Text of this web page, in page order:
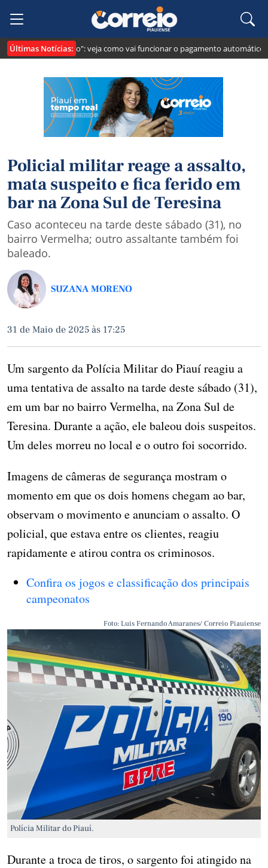
Últimas Notícias:
cria o "Pix Pensão": veja como vai funcionar o pagamento automático da
Policial militar reage a assalto,
mata suspeito e fica ferido em
bar na Zona Sul de Teresina
Caso aconteceu na tarde deste sábado (31), no
bairro Vermelha; outro assaltante também foi
baleado.
SUZANA MORENO
31 de Maio de 2025 às 17:25
Um sargento da Polícia Militar do Piauí reagiu a
uma tentativa de assalto na tarde deste sábado (31),
em um bar no bairro Vermelha, na Zona Sul de
Teresina. Durante a ação, ele baleou dois suspeitos.
Um deles morreu no local e o outro foi socorrido.
Imagens de câmeras de segurança mostram o
momento em que os dois homens chegam ao bar,
observam o movimento e anunciam o assalto. O
policial, que estava entre os clientes, reagiu
rapidamente e atirou contra os criminosos.
Confira os jogos e classificação dos principais
campeonatos
Foto: Luis Fernando Amaranes/ Correio Piauiense
Polícia Militar do Piauí.
Durante a troca de tiros, o sargento foi atingido na